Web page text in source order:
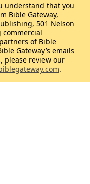
understand that you
Bible Gateway,
501 Nelson
commercial
of Bible
Gateway’s emails
please review our
.